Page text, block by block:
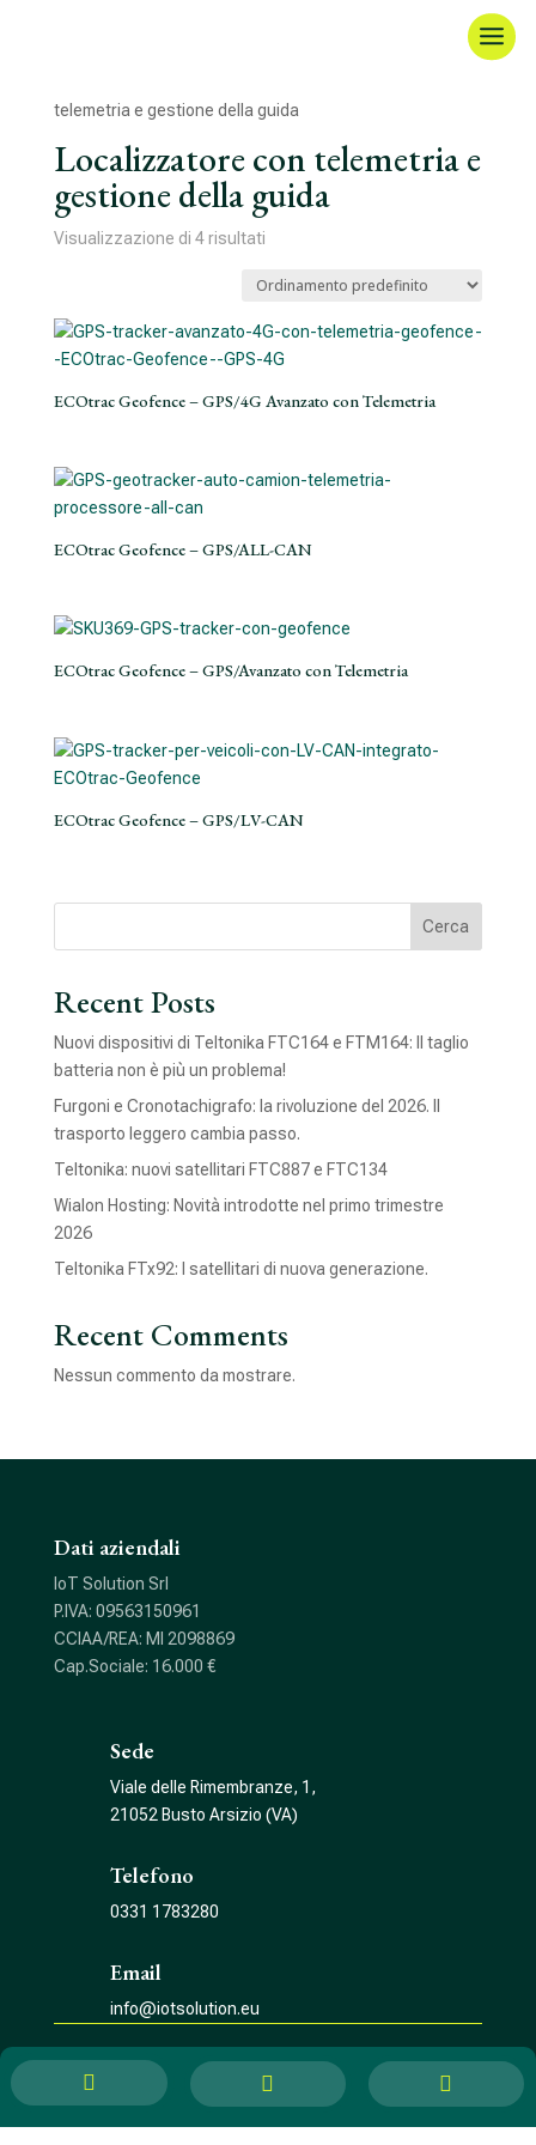
telemetria e gestione della guida
Localizzatore con telemetria e
gestione della guida
Visualizzazione di 4 risultati
ECOtrac Geofence – GPS/4G Avanzato con Telemetria
ECOtrac Geofence – GPS/ALL-CAN
ECOtrac Geofence – GPS/Avanzato con Telemetria
ECOtrac Geofence – GPS/LV-CAN
Cerca
Recent Posts
Nuovi dispositivi di Teltonika FTC164 e FTM164: Il taglio
batteria non è più un problema!
Furgoni e Cronotachigrafo: la rivoluzione del 2026. Il
trasporto leggero cambia passo.
Teltonika: nuovi satellitari FTC887 e FTC134
Wialon Hosting: Novità introdotte nel primo trimestre
2026
Teltonika FTx92: I satellitari di nuova generazione.
Recent Comments
Nessun commento da mostrare.
Dati aziendali
IoT Solution Srl
P.IVA: 09563150961
CCIAA/REA: MI 2098869
Cap.Sociale: 16.000 €
Sede
Viale delle Rimembranze, 1,
21052 Busto Arsizio (VA)
Telefono
0331 1783280
Email
info@iotsolution.eu
Privacy policy Preferenze cookie
  